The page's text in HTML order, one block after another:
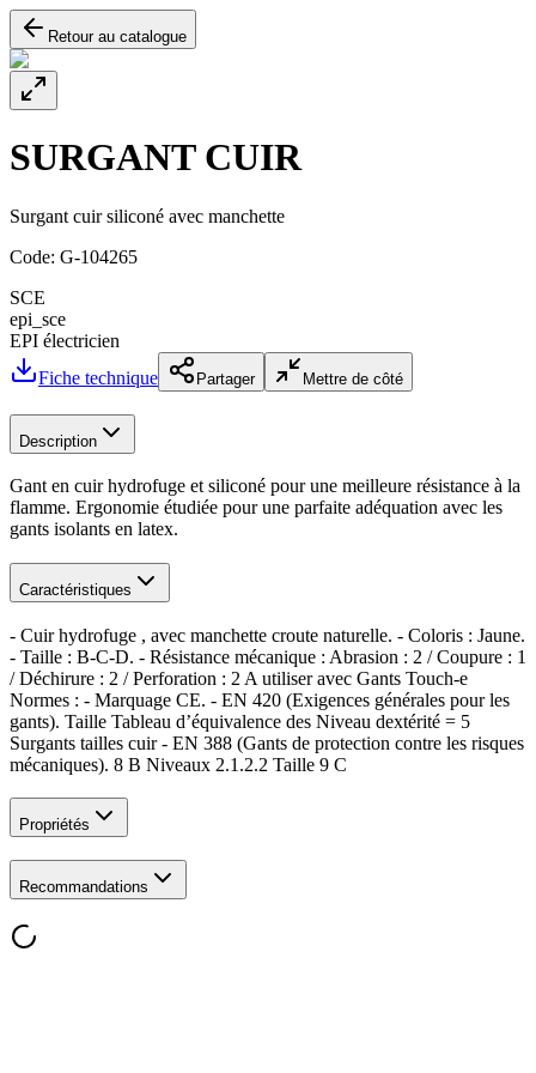
Retour au catalogue
SURGANT CUIR
Surgant cuir siliconé avec manchette
Code: G-104265
SCE
epi_sce
EPI électricien
Fiche technique
Partager Mettre de côté
Description
Gant en cuir hydrofuge et siliconé pour une meilleure résistance à la
flamme. Ergonomie étudiée pour une parfaite adéquation avec les
gants isolants en latex.
Caractéristiques
- Cuir hydrofuge , avec manchette croute naturelle. - Coloris : Jaune.
- Taille : B-C-D. - Résistance mécanique : Abrasion : 2 / Coupure : 1
/ Déchirure : 2 / Perforation : 2 A utiliser avec Gants Touch-e
Normes : - Marquage CE. - EN 420 (Exigences générales pour les
gants). Taille Tableau d’équivalence des Niveau dextérité = 5
Surgants tailles cuir - EN 388 (Gants de protection contre les risques
mécaniques). 8 B Niveaux 2.1.2.2 Taille 9 C
Propriétés
Recommandations